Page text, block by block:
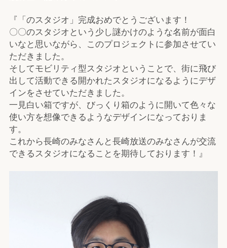
『「のスタジオ」完成おめでとうございます！
〇〇のスタジオという少し謎かけのような名前が面白
いなと思いながら、このプロジェクトに参加させてい
ただきました。
そしてモビリティ型スタジオということで、街に飛び
出して活動できる開かれたスタジオになるようにデザ
インをさせていただきました。
一見白い箱ですが、びっくり箱のように開いて色々な
使い方を想像できるようなデザインになっておりま
す。
これから長崎のみなさんと長崎放送のみなさんが交流
できるスタジオになることを期待しております！』